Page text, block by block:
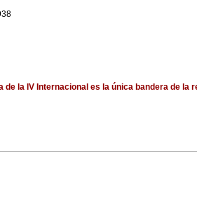
de la IV Internacional es la única bandera de la